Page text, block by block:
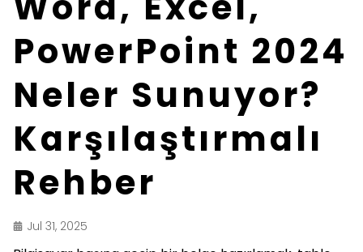
PowerPoint 2024
Neler Sunuyor?
Karşılaştırmalı
Rehber
Jul 31, 2025